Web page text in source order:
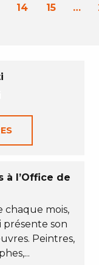
14 15 …
à l’Office de
chaque mois,
présente son
Peintres,